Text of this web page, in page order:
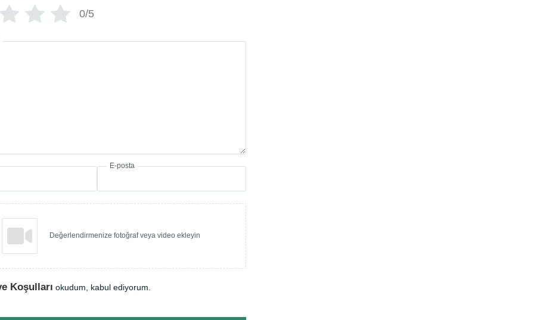
0/5
E-posta
Değerlendirmenize fotoğraf veya video ekleyin
Koşulları okudum, kabul ediyorum.